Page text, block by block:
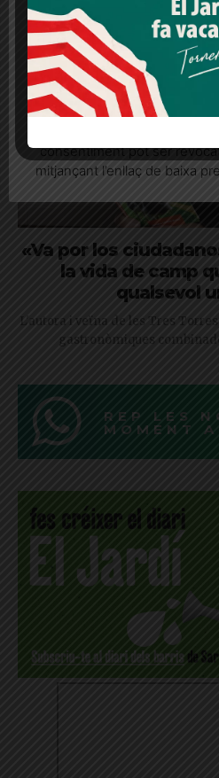
«Va por los
la vida de camp
qualsevol
L'autora i veïna de les Tres
gastronòmiques
REP LES
MOMENT
Més informació
Quan l’usuari crea un
seu consentiment explícit
consentiment pot ser
mitjançant l’enllaç de baixa